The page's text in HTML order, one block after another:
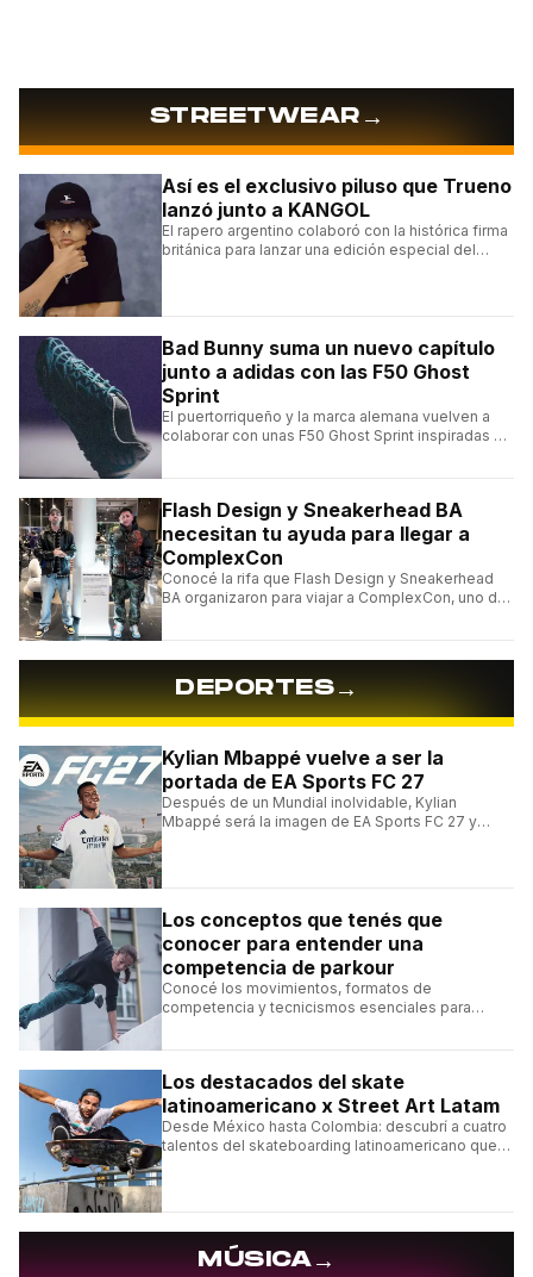
STREETWEAR→
Así es el exclusivo piluso que Trueno
lanzó junto a KANGOL
El rapero argentino colaboró con la histórica firma
británica para lanzar una edición especial del
Bad Bunny suma un nuevo capítulo
junto a adidas con las F50 Ghost
Sprint
El puertorriqueño y la marca alemana vuelven a
colaborar con unas F50 Ghost Sprint inspiradas en
Flash Design y Sneakerhead BA
necesitan tu ayuda para llegar a
ComplexCon
Conocé la rifa que Flash Design y Sneakerhead
BA organizaron para viajar a ComplexCon, uno de
DEPORTES→
Kylian Mbappé vuelve a ser la
portada de EA Sports FC 27
Después de un Mundial inolvidable, Kylian
Mbappé será la imagen de EA Sports FC 27 y
Los conceptos que tenés que
conocer para entender una
competencia de parkour
Conocé los movimientos, formatos de
competencia y tecnicismos esenciales para
Los destacados del skate
latinoamericano x Street Art Latam
Desde México hasta Colombia: descubrí a cuatro
talentos del skateboarding latinoamericano que
MÚSICA→